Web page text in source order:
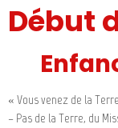
Début
« Vous venez de la
– Pas de la Terre, du